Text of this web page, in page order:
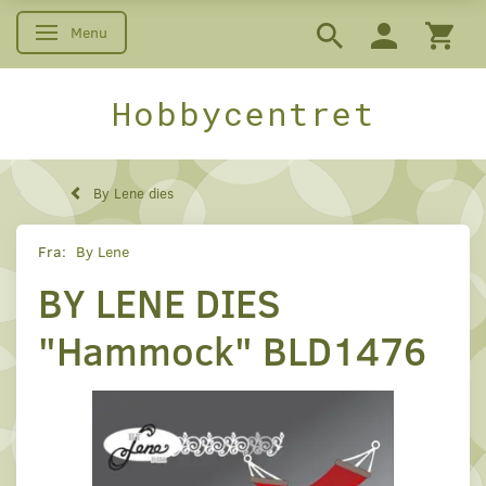
Skifte navigation
Menu
Hobbycentret
By Lene dies
Fra: By Lene
BY LENE DIES
"Hammock" BLD1476